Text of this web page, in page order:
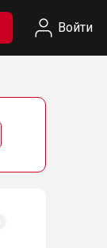
Войти